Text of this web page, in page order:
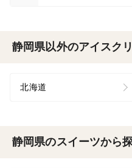
静岡県以外のアイスク
北海道
静岡県のスイーツから